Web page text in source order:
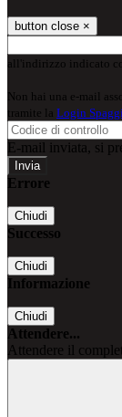
button close ×
all'indirizzo indicato
Non hai una e-mail
tramite la Login
E-mail inviata, si
Errore
Chiudi
Successo
Chiudi
Informazione
Chiudi
Attendere...
Attendere il